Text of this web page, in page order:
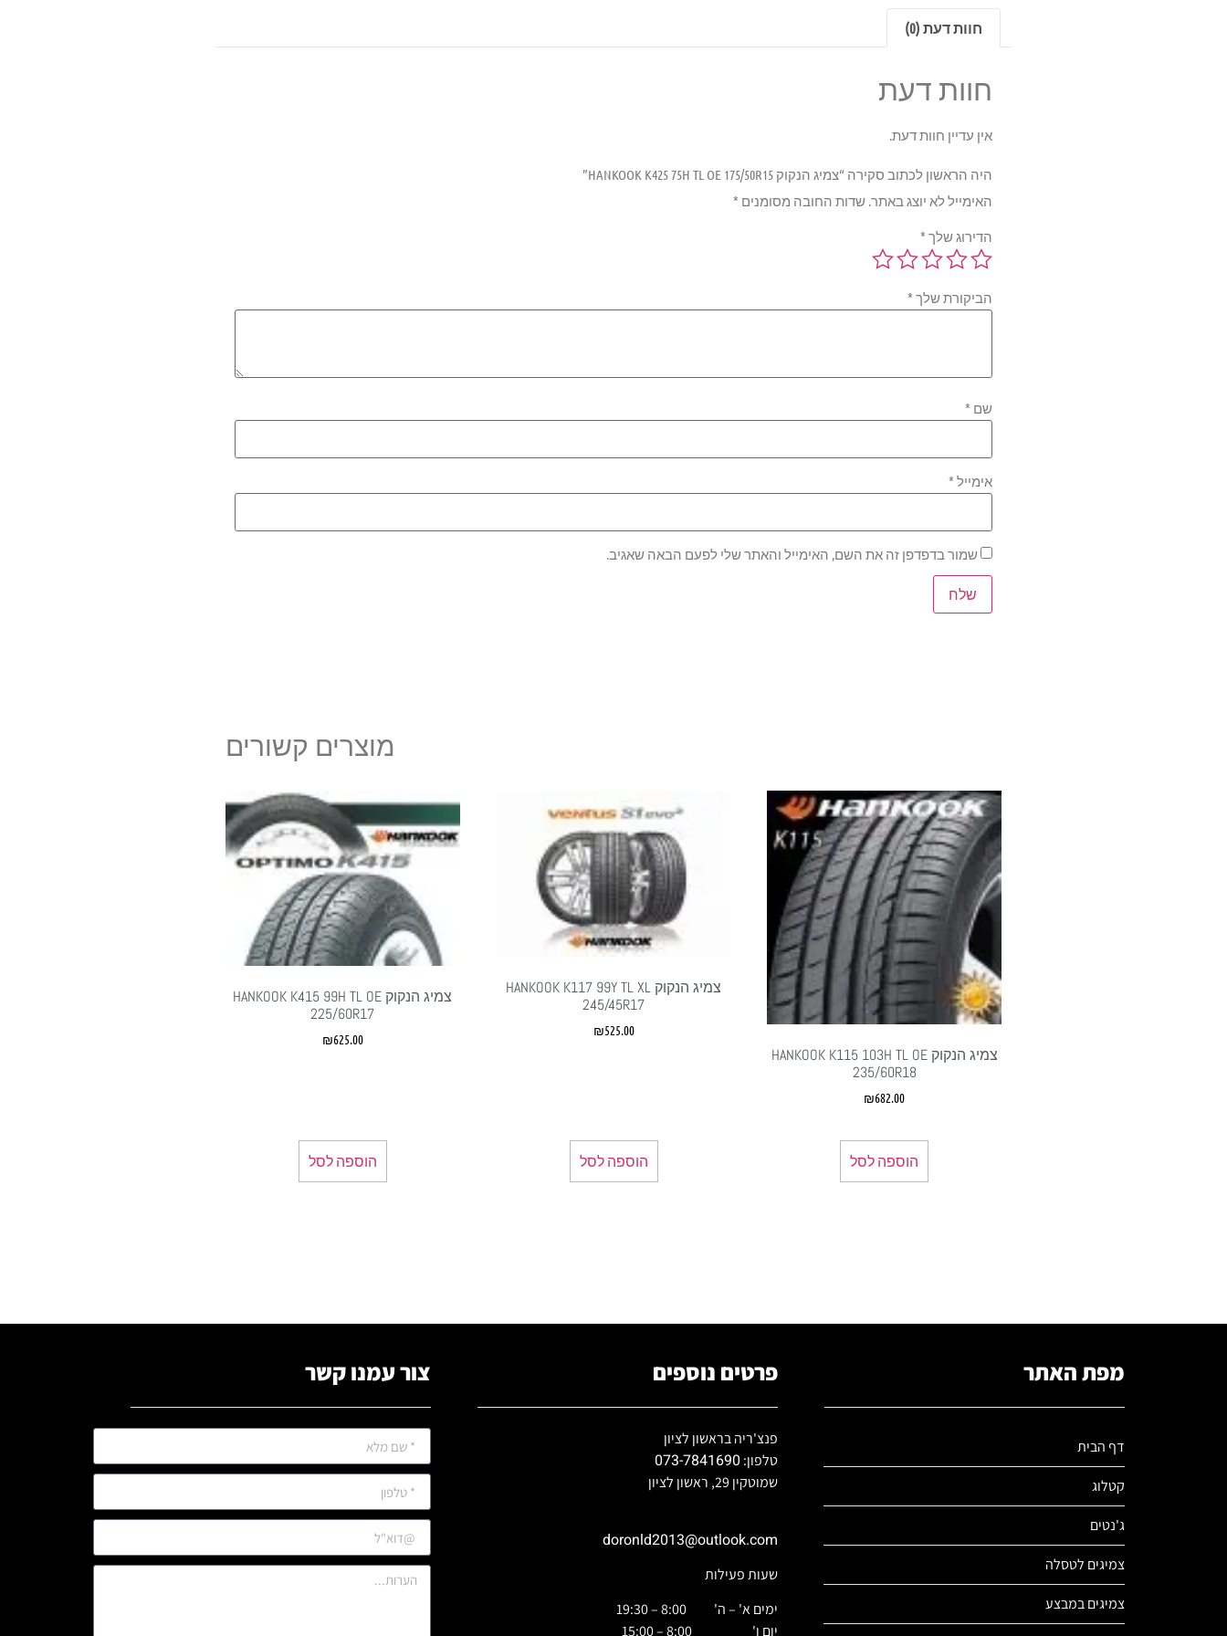
חוות דעת (0)
חוות דעת
אין עדיין חוות דעת.
היה הראשון לכתוב סקירה “צמיג הנקוק HANKOOK K425 75H TL OE 175/50R15”
האימייל לא יוצג באתר. שדות החובה מסומנים *
הדירוג שלך *
הביקורת שלך *
שם *
אימייל *
שמור בדפדפן זה את השם, האימייל והאתר שלי לפעם הבאה שאגיב.
מוצרים קשורים
צמיג הנקוק HANKOOK K115 103H TL OE
235/60R18
₪682.00
הוספה לסל
צמיג הנקוק HANKOOK K117 99Y TL XL
245/45R17
₪525.00
הוספה לסל
צמיג הנקוק HANKOOK K415 99H TL OE
225/60R17
₪625.00
הוספה לסל
מפת האתר
דף הבית
קטלוג
ג'נטים
צמיגים לטסלה
צמיגים במבצע
פרטים נוספים
פנצ'ריה בראשון לציון
טלפון:073-7841690
שמוטקין 29, ראשון לציון
doronld2013@outlook.com
שעות פעילות
ימים א' – ה' 8:00 – 19:30
יום ו' 8:00 – 15:00
צור עמנו קשר